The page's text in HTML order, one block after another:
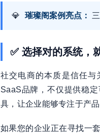
💎 璀璨阁案例亮点：
✅ 选择对的系统，
社交电商的本质是信任
SaaS品牌，不仅提供稳
具，让企业能够专注于产品
如果您的企业正在寻找一